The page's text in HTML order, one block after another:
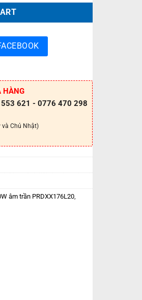
HÀNG
621 - 0776 470 298
và Chủ Nhật)
âm trần PRDXX176L20,